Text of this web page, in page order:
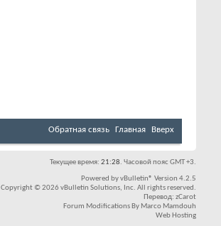
Обратная связь Главная Вверх
Текущее время: 21:28. Часовой пояс GMT +3.
Powered byvBulletin® Version 4.2.5
Copyright © 2026 vBulletin Solutions, Inc. All rights reserved.
Перевод: zCarot
Forum Modifications By Marco Mamdouh
Web Hosting